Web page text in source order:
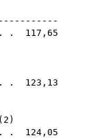
117,65
123,13
2 )
124,05